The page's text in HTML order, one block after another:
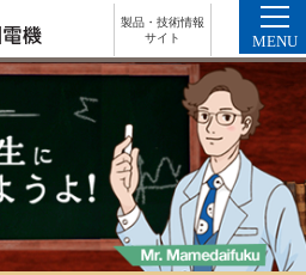
製品・技術情報
サイト
MENU